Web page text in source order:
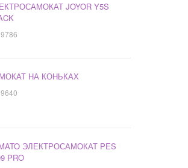
JOYOR Y5S
9786
НА КОНЬКАХ
9640
ЭЛЕКТРОСАМОКАТ PES
PRO